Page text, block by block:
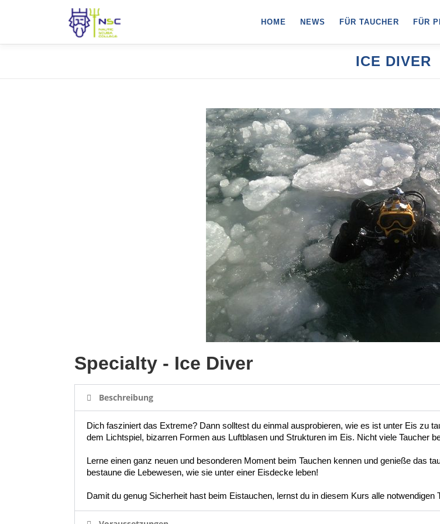
HOME NEWS FÜR TAUCHER FÜR
ICE DIVER
Specialty - Ice Diver
Beschreibung
Dich fasziniert das Extreme? Dann solltest du einmal ausprobieren, wie es ist unter Eis zu
dem Lichtspiel, bizarren Formen aus Luftblasen und Strukturen im Eis. Nicht viele Taucher
Lerne einen ganz neuen und besonderen Moment beim Tauchen kennen und genieße das
bestaune die Lebewesen, wie sie unter einer Eisdecke leben!
Damit du genug Sicherheit hast beim Eistauchen, lernst du in diesem Kurs alle notwendigen